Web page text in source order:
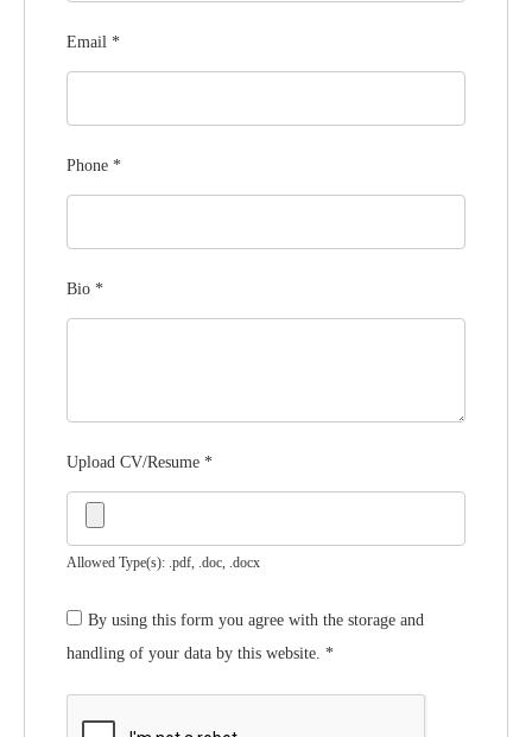
Email *
Phone *
Bio *
Upload CV/Resume *
Allowed Type(s): .pdf, .doc, .docx
By using this form you agree with the storage and
handling of your data by this website. *